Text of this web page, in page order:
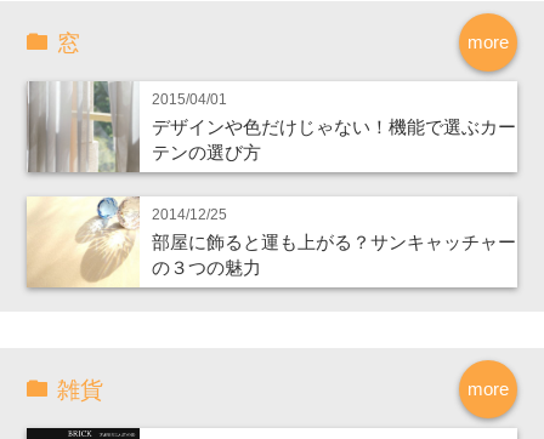
more
窓
2015/04/01
デザインや色だけじゃない！機能で選ぶカー
テンの選び方
2014/12/25
部屋に飾ると運も上がる？サンキャッチャー
の３つの魅力
more
雑貨